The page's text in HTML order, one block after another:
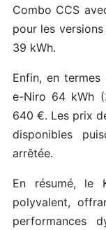
Combo CCS
pour les
39 kWh.
Enfin, en
e-Niro 64 kWh
640 €. Les prix
disponibles
arrêtée.
En résumé, le
polyvalent,
performances